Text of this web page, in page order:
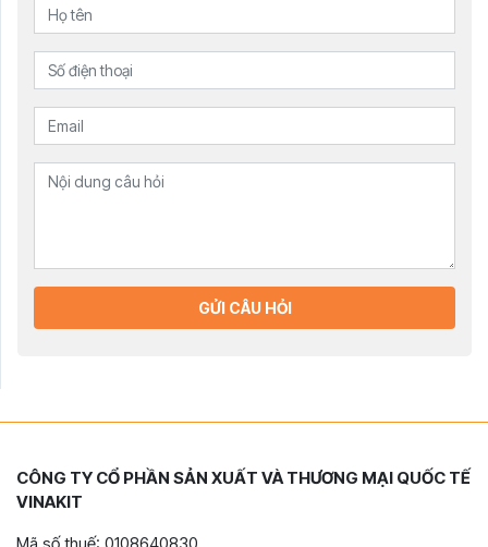
GỬI CÂU HỎI
CÔNG TY CỔ PHẦN SẢN XUẤT VÀ THƯƠNG MẠI QUỐC TẾ
VINAKIT